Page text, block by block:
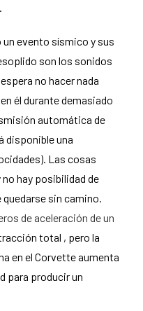
un evento sísmico y sus
son los sonidos
no hacer nada
él durante demasiado
automática de
disponible una
Las cosas
no hay posibilidad de
sin camino.
de aceleración de un
total , pero la
en el Corvette aumenta
para producir un